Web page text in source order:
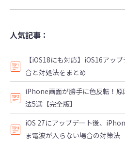
人気記事：
【iOS18にも対応】iOS16アッ
合と対処法をまとめ
iPhone画面が勝手に色反転！
法5選【完全版】
iOS 27にアップデート後、
ま電波が入らない場合の対策法